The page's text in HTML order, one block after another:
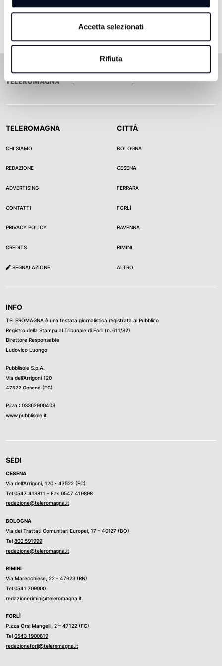
Accetta selezionati
Rifiuta
TELEROMAGNA
CHI SIAMO
REDAZIONE
ADVERTISING
CONTATTI
PRIVACY POLICY
CREDITS
SEGNALAZIONE
CITTÀ
BOLOGNA
CESENA
FERRARA
FORLÌ
RAVENNA
RIMINI
ALTRO
INFO
TELEROMAGNA è una testata giornalistica registrata al Pubblico
Registro della Stampa al Tribunale di Forli (n. 611/82)
Direttore Responsabile
Ludovico Luongo
Pubblisole S.p.A.
Via dell’Arrigoni 120
47522 Cesena (FC)
P.iva : 03362900403
www.pubblisole.it
SEDI
CESENA
Via dell’Arrigoni, 120 - 47522 (FC)
Tel 0547 419811 - Fax 0547 419898
redazione@teleromagna.it
BOLOGNA
Via dei Trattati Comunitari Europei, 17 – 40127 (BO)
Tel 800 591999
redazione@teleromagna.it
RIMINI
Via Marecchiese, 22 – 47923 (RN)
Tel 0541 709000
redazionerimini@teleromagna.it
FORLÌ
P.zza Orsi Mangelli, 2 – 47122 (FC)
Tel 0543 1900819
redazioneforli@teleromagna.it